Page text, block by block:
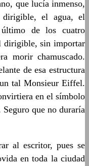
que lucía inmenso,
dirigible, el agua, el
de los cuatro
dirigible, sin importar
morir chamuscado.
de esa estructura
tal Monsieur Eiffel.
en el símbolo
que no duraría
al escritor, pues se
en toda la ciudad